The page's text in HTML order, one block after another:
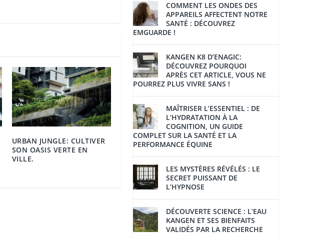
URBAN JUNGLE: CULTIVER
SON OASIS VERTE EN
VILLE.
COMMENT LES ONDES DES
APPAREILS AFFECTENT NOTRE
SANTÉ : DÉCOUVREZ
EMGUARDE !
KANGEN K8 D’ENAGIC:
DÉCOUVREZ POURQUOI
APRÈS CET ARTICLE, VOUS NE
POURREZ PLUS VIVRE SANS !
MAÎTRISER L’ESSENTIEL : DE
L’HYDRATATION À LA
COGNITION, UN GUIDE
COMPLET SUR LA SANTÉ ET LA
PERFORMANCE ÉQUINE
LES MYSTÈRES RÉVÉLÉS : LE
SECRET PUISSANT DE
L’HYPNOSE
DÉCOUVERTE SCIENCE : L’EAU
KANGEN ET SES BIENFAITS
VALIDÉS PAR LA RECHERCHE